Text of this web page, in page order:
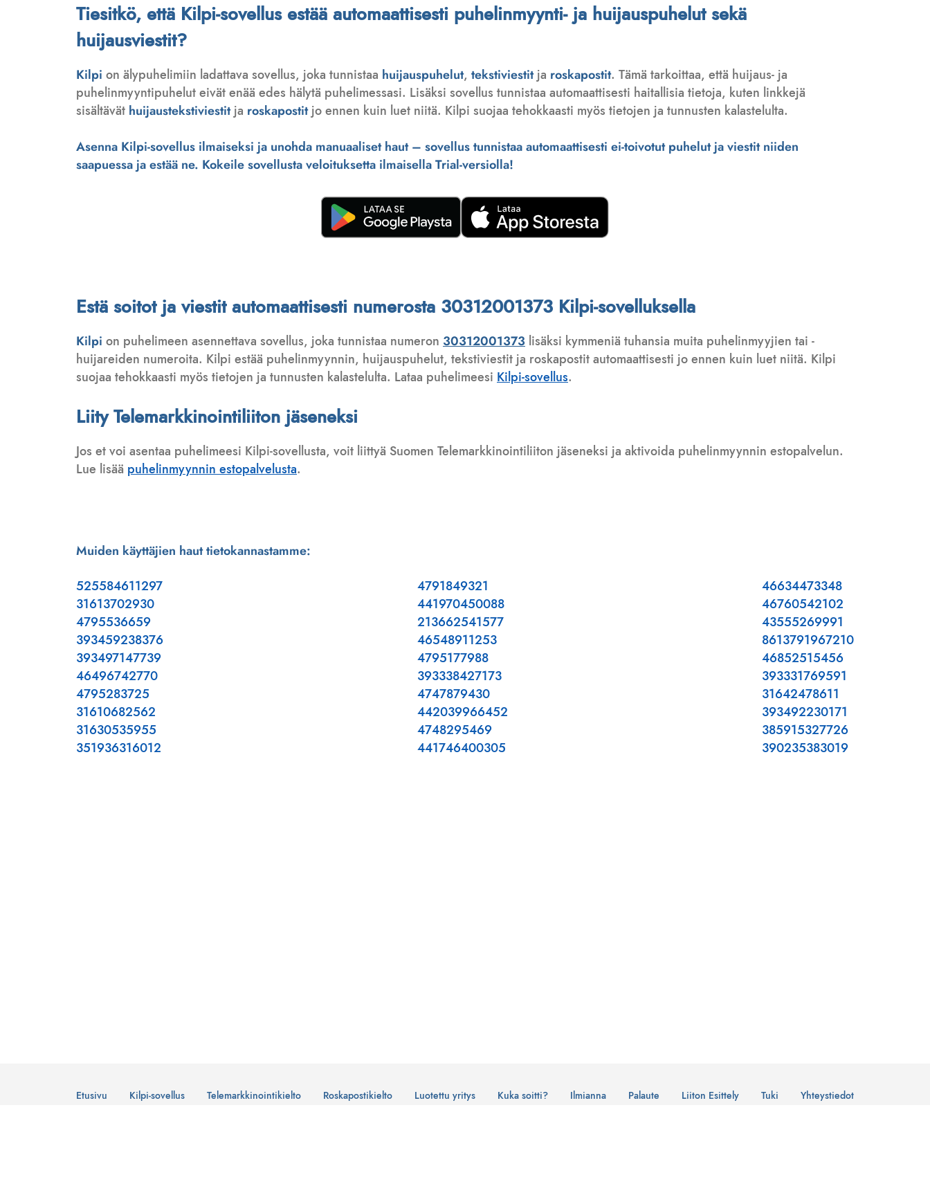
Tiesitkö, että Kilpi-sovellus estää automaattisesti puhelinmyynti- ja huijauspuhelut sekä
huijausviestit?
Kilpi on älypuhelimiin ladattava sovellus, joka tunnistaa huijauspuhelut, tekstiviestitja roskapostit. Tämä tarkoittaa, että huijaus- ja
puhelinmyyntipuhelut eivät enää edes hälytä puhelimessasi. Lisäksi sovellus tunnistaa automaattisesti haitallisia tietoja, kuten linkkejä
sisältävät huijaustekstiviestitja roskapostitjo ennen kuin luet niitä. Kilpi suojaa tehokkaasti myös tietojen ja tunnusten kalastelulta.
Asenna Kilpi-sovellus ilmaiseksi ja unohda manuaaliset haut – sovellus tunnistaa automaattisesti ei-toivotut puhelut ja viestit niiden
saapuessa ja estää ne. Kokeile sovellusta veloituksetta ilmaisella Trial-versiolla!
Estä soitot ja viestit automaattisesti numerosta 30312001373 Kilpi-sovelluksella
Kilpi on puhelimeen asennettava sovellus, joka tunnistaa numeron 30312001373 lisäksi kymmeniä tuhansia muita puhelinmyyjien tai -
huijareiden numeroita. Kilpi estää puhelinmyynnin, huijauspuhelut, tekstiviestit ja roskapostit automaattisesti jo ennen kuin luet niitä. Kilpi
suojaa tehokkaasti myös tietojen ja tunnusten kalastelulta. Lataa puhelimeesi Kilpi-sovellus.
Liity Telemarkkinointiliiton jäseneksi
Jos et voi asentaa puhelimeesi Kilpi-sovellusta, voit liittyä Suomen Telemarkkinointiliiton jäseneksi ja aktivoida puhelinmyynnin estopalvelun.
Lue lisää puhelinmyynnin estopalvelusta.
Muiden käyttäjien haut tietokannastamme:
525584611297
31613702930
4795536659
393459238376
393497147739
46496742770
4795283725
31610682562
31630535955
351936316012
4791849321
441970450088
213662541577
46548911253
4795177988
393338427173
4747879430
442039966452
4748295469
441746400305
46634473348
46760542102
43555269991
8613791967210
46852515456
393331769591
31642478611
393492230171
385915327726
390235383019
Etusivu Kilpi-sovellus Telemarkkinointikielto Roskapostikielto Luotettu yritys Kuka soitti? Ilmianna Palaute Liiton Esittely Tuki
Yhteystiedot